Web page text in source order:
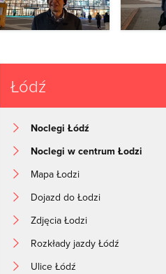
Łódź
Noclegi Łódź
Noclegi w centrum Łodzi
Mapa Łodzi
Dojazd do Łodzi
Zdjęcia Łodzi
Rozkłady jazdy Łódź
Ulice Łódź